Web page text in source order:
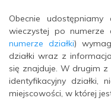
Obecnie
wieczystej po numerze
numerze działki)
działki wraz z
się znajduje. W drugim
identyfikacyjny działki,
miejscowości, w której